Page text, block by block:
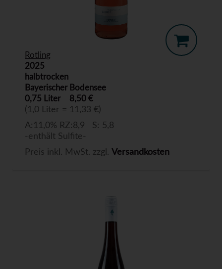
Rotling
2025
halbtrocken
Bayerischer Bodensee
0,75 Liter
8,50 €
(1,0 Liter = 11,33 €)
A:11,0% RZ:8,9 S: 5,8
-enthält Sulfite-
Preis inkl. MwSt. zzgl. Versandkosten